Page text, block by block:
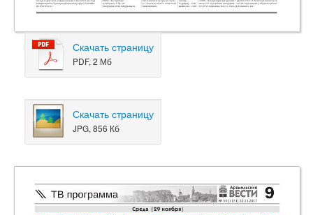
Скачать страницу
PDF, 2 Мб
Скачать страницу
JPG, 856 Кб